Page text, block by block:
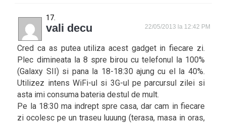
vali decu 22/05/2013 la 12:42 PM
Cred ca as putea utiliza acest gadget in fiecare zi.
Plec dimineata la 8 spre birou cu telefonul la 100%
(Galaxy SII) si pana la 18-18:30 ajung cu el la 40%.
Utilizez intens WiFi-ul si 3G-ul pe parcursul zilei si
asta imi consuma bateria destul de mult.
Pe la 18:30 ma indrept spre casa, dar cam in fiecare
zi ocolesc pe un traseu luuung (terasa, masa in oras,